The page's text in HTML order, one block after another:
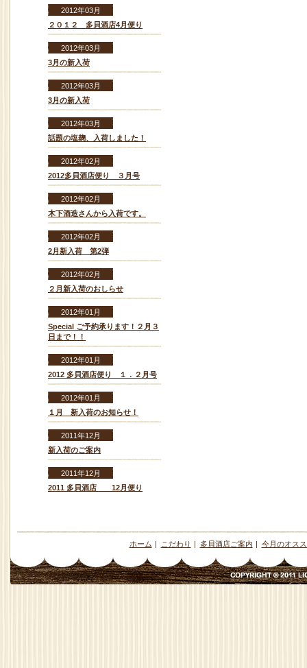
2012年03月
２０１２ 多貝酒店4月便り
2012年03月
3月の新入荷
2012年03月
3月の新入荷
2012年03月
話題の塩麹、入荷しました！
2012年02月
2012多貝酒店便り ３月号
2012年02月
木下酒造さんから入荷です。
2012年02月
2月新入荷 第2弾
2012年02月
２月新入荷のおしらせ
2012年01月
Special ご予約承ります！２月３
日まで！！
2012年01月
2012 多貝酒店便り １．２月号
2012年01月
１月 新入荷のお知らせ！
2011年12月
新入荷のご案内
2011年12月
2011 多貝酒店 12月便り
ホーム | こだわり | 多貝酒店ご案内 | 今月のオス